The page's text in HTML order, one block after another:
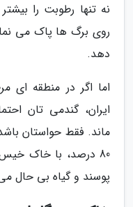
نه تنها رطوبت را
روی برگ ها پاک می
دهد.
اما اگر در منطقه ای
ایران، گندمی تان
ماند. فقط حواستان
80 درصد، با خاک
پوسند و گیاه بی حال